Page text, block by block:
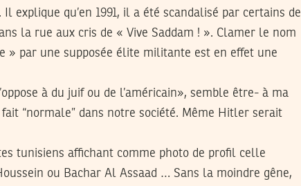
explique qu’en 1991, il a été scandalisé par certains de
la rue aux cris de « Vive Saddam ! ». Clamer le nom
» par une supposée élite militante est en effet une
à du juif ou de l’américain», semble être- à ma
“normale” dans notre société. Même Hitler serait
tunisiens affichant comme photo de profil celle
ou Bachar Al Assaad … Sans la moindre gêne,